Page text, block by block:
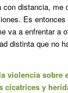
con distancia, me
Es
va a enfrentar a
distinta que no
violencia sobre
cicatrices y